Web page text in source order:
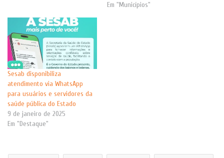
Em "Municípios"
Sesab disponibiliza
atendimento via WhatsApp
para usuários e servidores da
saúde pública do Estado
9 de janeiro de 2025
Em "Destaque"